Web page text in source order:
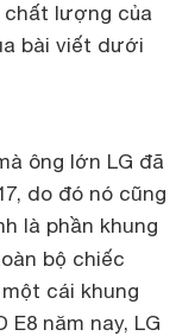
chất lượng của
bài viết dưới
ông lớn LG đã
do đó nó cũng
là phần khung
bộ chiếc
cái khung
E8 năm nay, LG